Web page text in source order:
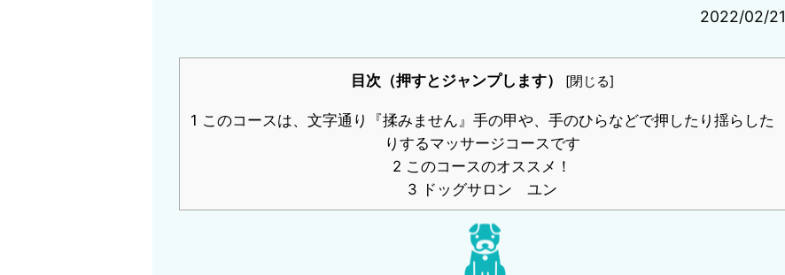
2022/02/21
目次（押すとジャンプします） [閉じる]
1 このコースは、文字通り『揉みません』手の甲や、手のひらなどで押したり揺らした
りするマッサージコースです
2 このコースのオススメ！
3 ドッグサロン ユン